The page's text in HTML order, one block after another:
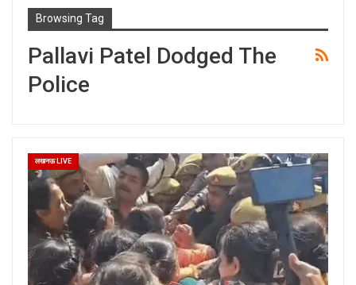
Browsing Tag
Pallavi Patel Dodged The
Police
लखनऊ LIVE